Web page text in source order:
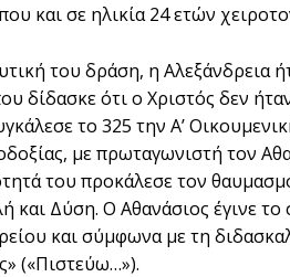
και σε ηλικία 24 ετών
του δράση, η Αλεξάνδρεια
δίδασκε ότι ο Χριστός δεν
το 325 την Α’
με πρωταγωνιστή τον
του προκάλεσε τον
και Δύση. Ο Αθανάσιος έγινε
και σύμφωνα με τη
(«Πιστεύω…»).